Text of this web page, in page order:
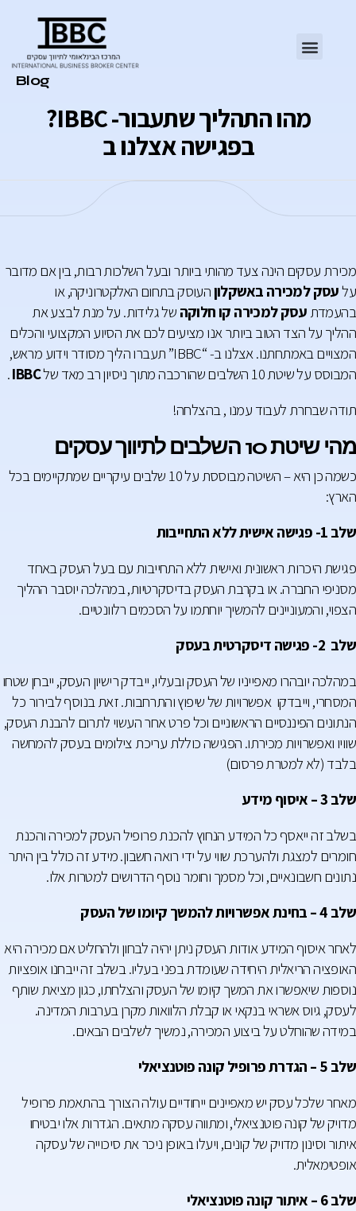
?IBBC -מהו התהליך שתעבור
בפגישה אצלנו ב
Category
Blog
מכירת עסקים הינה צעד מהותי ביותר ובעל השלכות רבות, בין אם מדובר
עלעסק למכירה באשקלוןהעוסק בתחום האלקטרוניקה, או
בהעמדת עסק למכירה קו חלוקה של גלידות. על מנת לבצע את
ההליך על הצד הטוב ביותר אנו מציעים לכם את הסיוע המקצועי והכלים
המצויים באמתחתנו. אצלנו ב- “IBBC” תעברו הליך מסודר וידוע מראש,
המבוסס על שיטת 10 השלבים שהורכבה מתוך ניסיון רב מאד של
IBBC
.
תודה שבחרת לעבוד עמנו , בהצלחה!
מהי שיטת 10 השלבים לתיווך עסקים
כשמה כן היא – השיטה מבוססת על 10 שלבים עיקריים שמתקיימים בכל
הארץ:
שלב 1- פגישה אישית ללא התחייבות
פגישת היכרות ראשונית ואישית ללא התחייבות עם בעל העסק באחד
מסניפי החברה. או בקרבת העסק בדיסקרטיות, במהלכה יוסבר ההליך
הצפוי, והמעוניינים להמשיך יוחתמו על הסכמים רלוונטיים.
שלב 2- פגישה דיסקרטית בעסק
במהלכה יובהרו מאפייניו של העסק ובעליו, ייבדק רישיון העסק, ייבחן שטחו
המסחרי, וייבדקו אפשרויות של שיפוץ והתרחבות. זאת בנוסף לבירור כל
הנתונים הפיננסיים הראשוניים וכל פרט אחר העשוי לתרום להבנת העסק,
שוויו ואפשרויות מכירתו. הפגישה כוללת עריכת צילומים בעסק להמחשה
בלבד (לא למטרת פרסום)
שלב 3 – איסוף מידע
בשלב זה ייאסף כל המידע הנחוץ להכנת פרופיל העסק למכירה והכנת
חומרים למצגת ולהערכת שווי על ידי רואה חשבון. מידע זה כולל בין היתר
נתונים חשבונאיים, וכל מסמך וחומר נוסף הדרושים למטרות אלו.
שלב 4 – בחינת אפשרויות להמשך קיומו של העסק
לאחר איסוף המידע אודות העסק ניתן יהיה לבחון ולהחליט אם מכירה היא
האופציה הריאלית היחידה שעומדת בפני בעליו. בשלב זה ייבחנו אופציות
נוספות שיאפשרו את המשך קיומו של העסק והצלחתו, כגון מציאת שותף
לעסק, גיוס אשראי בנקאי או קבלת הלוואות מקרן בערבות המדינה.
במידה שהוחלט על ביצוע המכירה, נמשיך לשלבים הבאים.
שלב 5 – הגדרת פרופיל קונה פוטנציאלי
מאחר שלכל עסק יש מאפיינים ייחודיים עולה הצורך בהתאמת פרופיל
מדויק של קונה פוטנציאלי, ומתווה עסקה מתאים. הגדרות אלו יבטיחו
איתור וסינון מדויק של קונים, ויעלו באופן ניכר את סיכוייה של עסקה
אופטימאלית.
שלב 6 – איתור קונה פוטנציאלי